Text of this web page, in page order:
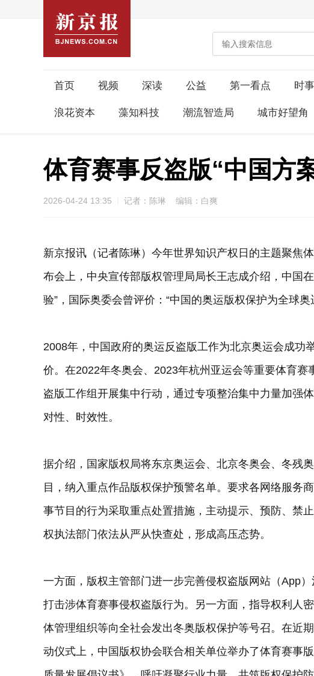
首页 视频 深读 公益 第一看点 时事
浪花资本 藻知科技 潮流智造局 城市好望角
体育赛事反盗版“中国方
2026-04-24 13:35 记者：陈琳 编辑：白爽
新京报讯（记者陈琳）今年世界知识产权日的主题聚焦
布会上，中央宣传部版权管理局局长王志成介绍，中国
验”，国际奥委会曾评价：“中国的奥运版权保护为全球奥
2008年，中国政府的奥运反盗版工作为北京奥运会成功
价。在2022年冬奥会、2023年杭州亚运会等重要体育
盗版工作组开展集中行动，通过专项整治集中力量加强
对性、时效性。
据介绍，国家版权局将东京奥运会、北京冬奥会、冬残
目，纳入重点作品版权保护预警名单。要求各网络服务
事节目的行为采取重点处置措施，主动提示、预防、禁
权执法部门依法从严从快查处，形成高压态势。
一方面，版权主管部门进一步完善侵权盗版网站（App
打击涉体育赛事侵权盗版行为。另一方面，指导权利人
体管理组织等向全社会发出冬奥版权保护等号召。在近
动仪式上，中国版权协会联合相关单位举办了体育赛事